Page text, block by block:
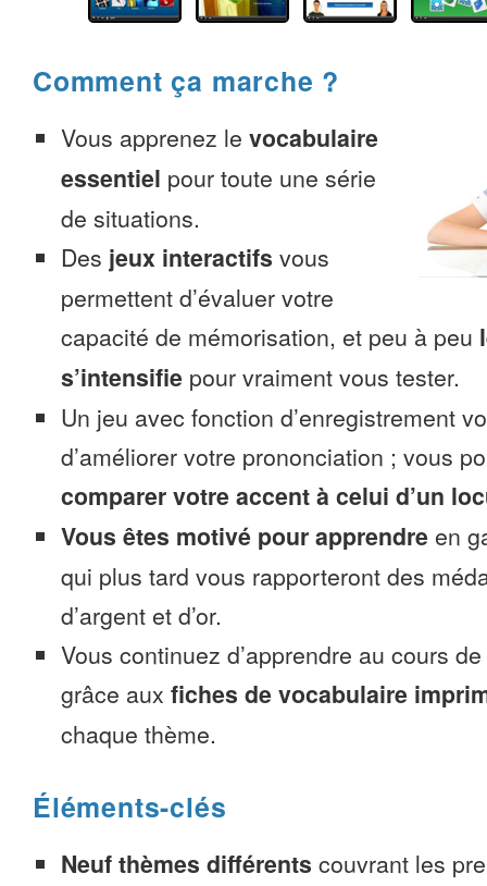
Comment ça marche ?
Vous apprenez le vocabulaire
essentiel pour toute une série
de situations.
Des jeux interactifs vous
permettent d’évaluer votre
capacité de mémorisation, et peu à peu
s’intensifie pour vraiment vous tester.
Un jeu avec fonction d’enregistrement
d’améliorer votre prononciation ; vous
comparer votre accent à celui d’un
Vous êtes motivé pour apprendre en
qui plus tard vous rapporteront des
d’argent et d’or.
Vous continuez d’apprendre au cours
grâce aux fiches de vocabulaire
chaque thème.
Éléments-clés
Neuf thèmes différents couvrant les